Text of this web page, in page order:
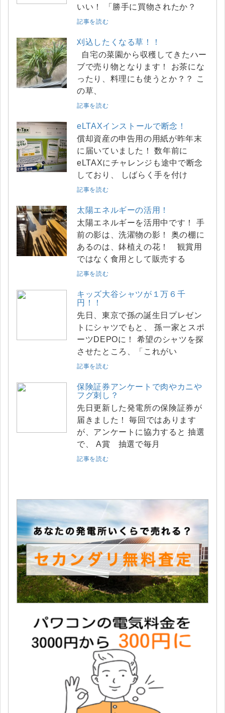
いい！ 「勝手に買物されたか？
記事を読む
刈込したくなる草！！
ブで売り物となります！ お茶にな
ったり、料理にも使うとか？？ こ
の草、
記事を読む
eLTAXインストールで断念！
償却資産の申告用の用紙が昨年末
に届いていました！ 数年前に
eLTAXにチャレンジも途中で断念
しており、 しばらく手を付け
記事を読む
太陽エネルギーの活用！
太陽エネルギーを活用中です！ 手
前の影は、洗濯物の影！ 奥の棚に
あるのは、鉢植えの花！ 観賞用
ではなく食用として販売する
記事を読む
キッズ大谷シャツが１万６千
円！！
先日、東京で孫の誕生日プレゼン
トにシャツでもと、 孫一家とスポ
ーツDEPOに！ 希望のシャツを探
させたところ、「これがい
記事を読む
保険証券アンケートで肉やカニや
フグ刺し？
先日更新した発電所の保険証券が
届きました！ 毎回ではあります
が、アンケートに協力すると 抽選
で、 A賞 抽選で毎月
記事を読む